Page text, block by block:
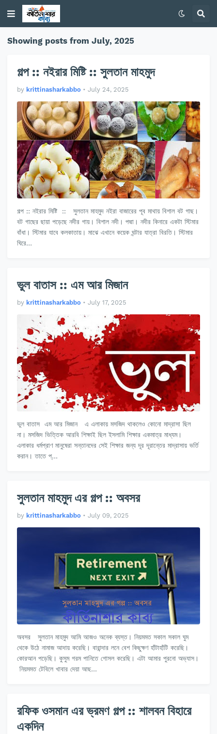
Showing posts from July, 2025
গল্প :: নইরার মিষ্টি :: সুলতান মাহমুদ
by krittinasharkabbo • July 24, 2025
গল্প :: নইরার মিষ্টি :: সুলতান মাহমুদ নইরা বাজারের পূব মাথায় বিশাল বট গাছ।
বট গাছের ছায়া পড়েছে নদীর গায়। বিশাল নদী। পদ্মা। নদীর কিনারে একটা স্টিমার
বাঁধা। স্টিমার যাবে কলকাতায়। মাঝে এখানে কয়েক ঘন্টার যাত্রা বিরতি। স্টিমার
ঘিরে…
ভুল বাতাস :: এম আর মিজান
by krittinasharkabbo • July 17, 2025
ভুল বাতাস এম আর মিজান এ এলাকায় মসজিদ থাকলেও কোনো মাদ্রাসা ছিল
না। মসজিদ ভিত্তিক আরবি শিক্ষাই ছিল ইসলামি শিক্ষার একমাত্র মাধ্যম।
এলাকার ধর্মপ্রাণ মানুষেরা সন্তানদের সেই শিক্ষার জন্য দূর দূরান্তের মাদ্রাসায় ভর্তি
করান। তাতে প্…
সুলতান মাহমুদ এর গল্প :: অবসর
by krittinasharkabbo • July 09, 2025
অবসর সুলতান মাহমুদ আমি আজও অনেক ব্যস্ত। নিয়মমত সকাল সকাল ঘুম
থেকে উঠে নামাজ আদায় করেছি। বারান্দার লনে বেশ কিছুক্ষণ হাঁটাহাঁটি করেছি।
কোরআন পড়েছি। কুসুম গরম পানিতে গোসল করেছি। এটা আমার পুরনো অভ্যাস।
নিয়মমত টেবিলে খাবার দেয়া আছ…
রফিক ওসমান এর ভ্রমণ গল্প :: শালবন বিহারে
একদিন